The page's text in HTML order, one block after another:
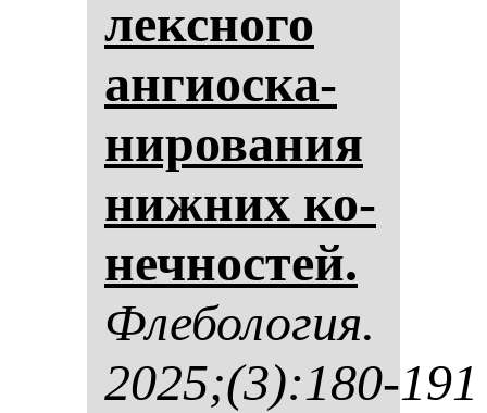
лек­сно­го
ан­ги­ос­ка­
ни­ро­ва­ния
ниж­них ко­
неч­нос­тей.
Фле­бо­ло­гия.
2025;(3):180-191